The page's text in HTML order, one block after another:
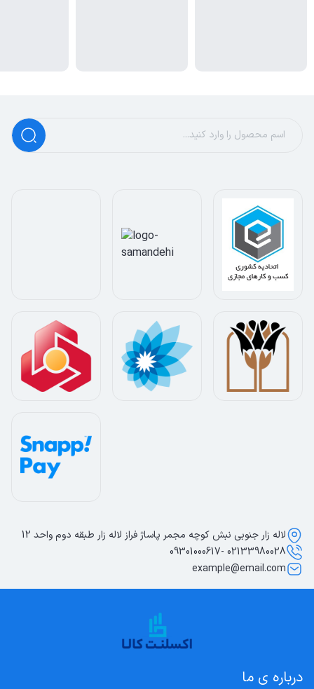
درباره ی ما
لاله زار جنوبی نبش کوچه مجمر پاساژ فراز لاله زار طبقه دوم واحد 12
02133980028 -09301000617
example@email.com